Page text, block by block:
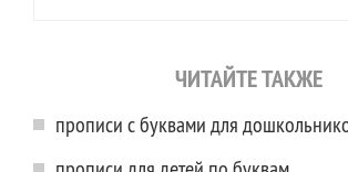
ЧИТАЙТЕ ТАКЖЕ
прописи с буквами для